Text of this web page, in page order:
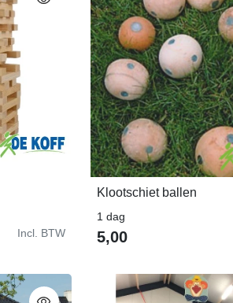
Incl. BTW
Klootschiet ballen
1 dag
5,00